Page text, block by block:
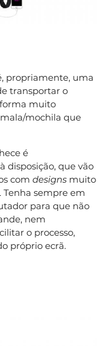
propriamente, uma
transportar o
muito
mochila que
é
disposição, que vão
com designs muito
Tenha sempre em
para que não
nem
o processo,
próprio ecrã.